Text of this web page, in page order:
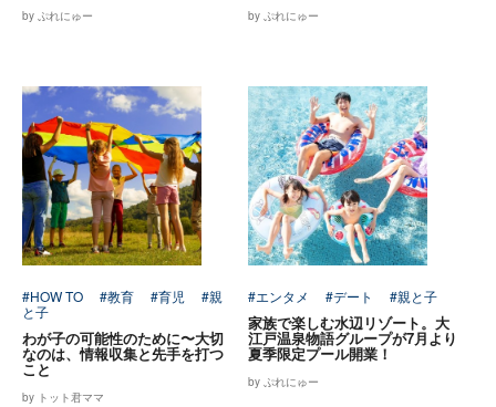
by ぷれにゅー by ぷれにゅー
#HOW TO #教育 #育児
#親
と子
わが子の可能性のために〜大切
なのは、情報収集と先手を打つ
こと
by トット君ママ
#エンタメ #デート #親と子
家族で楽しむ水辺リゾート。大
江戸温泉物語グループが7月より
夏季限定プール開業！
by ぷれにゅー